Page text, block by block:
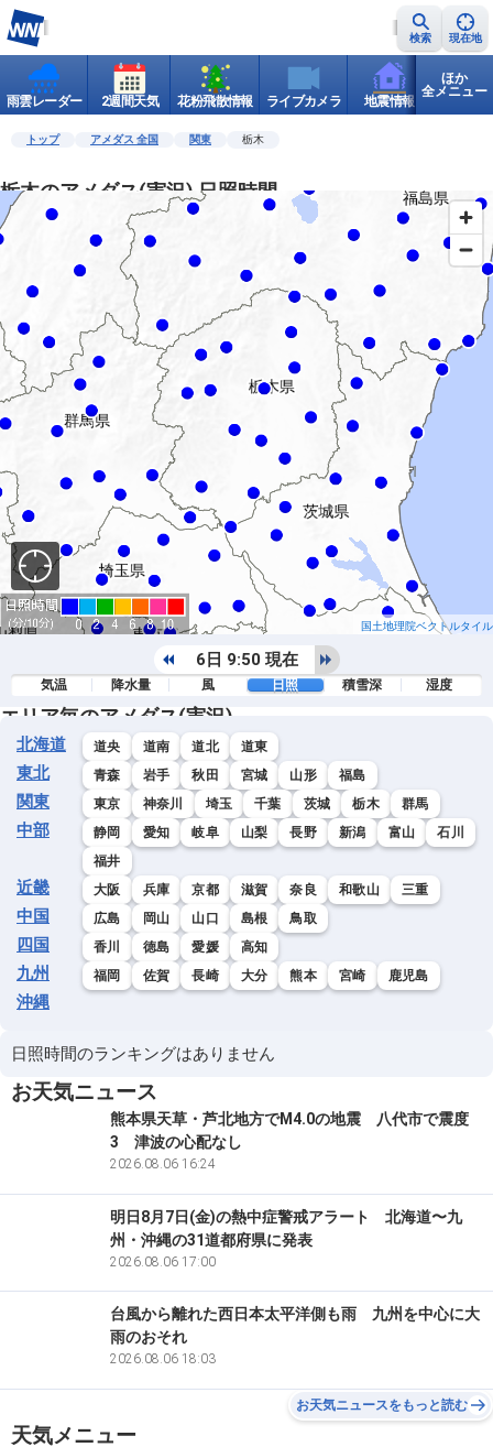
検索 現在地
雨雲レーダー 2週間天気 花粉飛散情報 ライブカメラ 地震情報 世界天
ほか
全メニュー
トップ アメダス 全国 関東 栃木
栃木のアメダス(実況) 日照時間
国土地理院ベクトルタイル
6日 9:50 現在
気温 降水量 風 日照 積雪深 湿度
エリア毎のアメダス(実況)
北海道 道央 道南 道北 道東
東北 青森 岩手 秋田 宮城 山形 福島
関東 東京 神奈川 埼玉 千葉 茨城 栃木 群馬
中部 静岡 愛知 岐阜 山梨 長野 新潟 富山
石川
福井
近畿 大阪 兵庫 京都 滋賀 奈良 和歌山 三重
中国 広島 岡山 山口 島根 鳥取
四国 香川 徳島 愛媛 高知
九州 福岡 佐賀 長崎 大分 熊本 宮崎 鹿児島
沖縄
日照時間のランキングはありません
お天気ニュース
熊本県天草・芦北地方でM4.0の地震 八代市で震度
3 津波の心配なし
2026.08.06 16:24
明日8月7日(金)の熱中症警戒アラート 北海道〜九
州・沖縄の31道都府県に発表
2026.08.06 17:00
台風から離れた西日本太平洋側も雨 九州を中心に大
雨のおそれ
2026.08.06 18:03
お天気ニュースをもっと読む
天気メニュー